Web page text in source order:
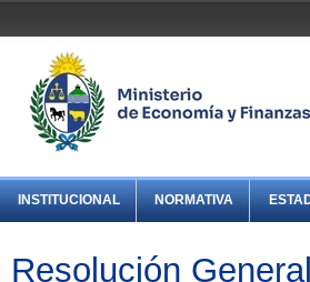
INSTITUCIONAL NORMATIVA
Resolución